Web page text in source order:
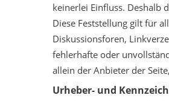
keinerlei Einfluss. Deshalb
Diese Feststellung gilt für
Diskussionsforen,
fehlerhafte oder
allein der Anbieter der
Urheber- und